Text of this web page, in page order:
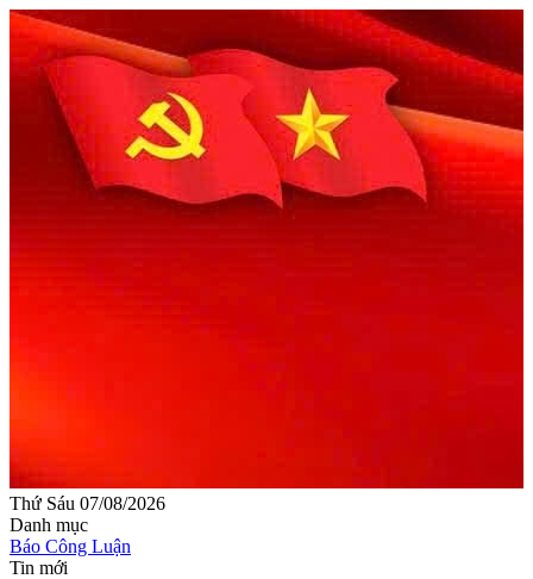
Thứ Sáu 07/08/2026
Danh mục
Báo Công Luận
Tin mới